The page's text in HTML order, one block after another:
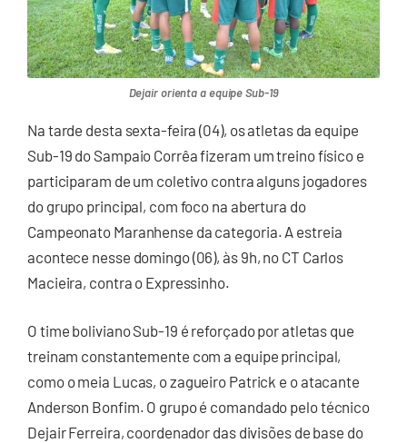
Dejair orienta a equipe Sub-19
Na tarde desta sexta-feira (04), os atletas da equipe
Sub-19 do Sampaio Corrêa fizeram um treino físico e
participaram de um coletivo contra alguns jogadores
do grupo principal, com foco na abertura do
Campeonato Maranhense da categoria. A estreia
acontece nesse domingo (06), às 9h, no CT Carlos
Macieira, contra o Expressinho.
O time boliviano Sub-19 é reforçado por atletas que
treinam constantemente com a equipe principal,
como o meia Lucas, o zagueiro Patrick e o atacante
Anderson Bonfim. O grupo é comandado pelo técnico
Dejair Ferreira, coordenador das divisões de base do